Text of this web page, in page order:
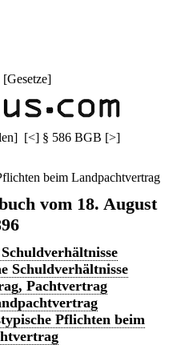
[Gesetze]
] [<] § 586 BGB [>]
beim Landpachtvertrag
vom 18. August
Schuldverhältnisse
Pachtvertrag
Pflichten beim